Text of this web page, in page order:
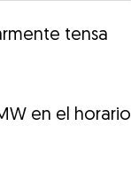
tensa
en el horario